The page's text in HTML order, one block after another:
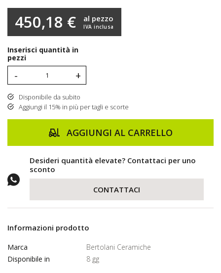
450,18 € IVA inclusa
al pezzo
Inserisci quantità in
pezzi
- +
Disponibile da subito
Aggiungi il 15% in più per tagli e scorte
AGGIUNGI AL CARRELLO
Desideri quantità elevate? Contattaci per uno
sconto
CONTATTACI
Informazioni prodotto
Marca
Bertolani Ceramiche
Disponibile in
8 gg